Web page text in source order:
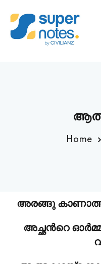
Home
അരങ്ങു
അച്ഛന്‍റെ